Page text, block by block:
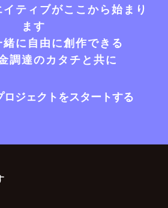
ティブがここから始まり
ます
に自由に創作できる
調達のカタチと共に
ロジェクトをスタートする